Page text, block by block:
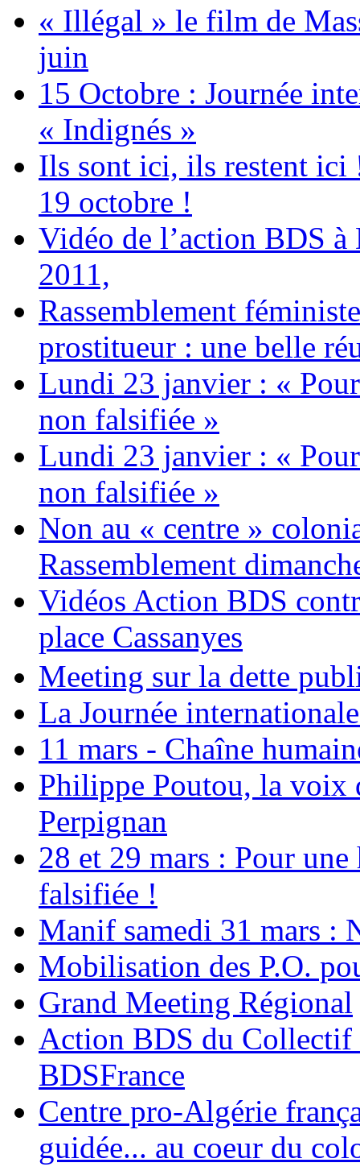
« Illégal » le film de
juin
15 Octobre : Journée
« Indignés »
Ils sont ici, ils restent ici
19 octobre !
Vidéo de l’action BDS
2011,
Rassemblement
prostitueur : une belle
Lundi 23 janvier : «
non falsifiée »
Lundi 23 janvier : «
non falsifiée »
Non au « centre »
Rassemblement
Vidéos Action BDS
place Cassanyes
Meeting sur la dette
La Journée
11 mars - Chaîne
Philippe Poutou, la voix
Perpignan
28 et 29 mars : Pour
falsifiée !
Manif samedi 31 mars :
Mobilisation des P.O.
Grand Meeting Régional
Action BDS du Collectif
BDSFrance
Centre pro-Algérie
guidée... au coeur du